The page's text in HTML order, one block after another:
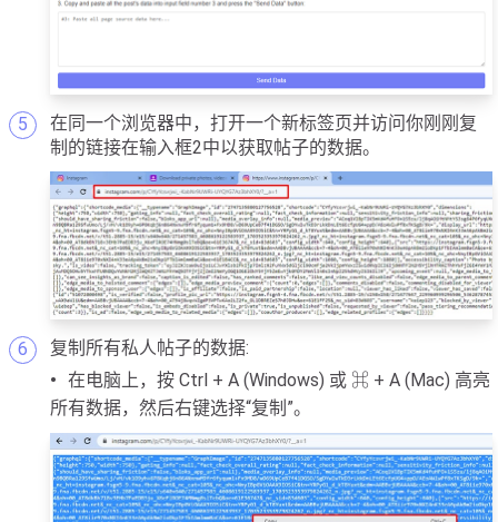
在同一个浏览器中，打开一个新标签页并访问你刚刚复
制的链接在输入框2中以获取帖子的数据。
复制所有私人帖子的数据:
在电脑上，按 Ctrl + A (Windows) 或 ⌘ + A (Mac) 高亮
所有数据，然后右键选择“复制”。